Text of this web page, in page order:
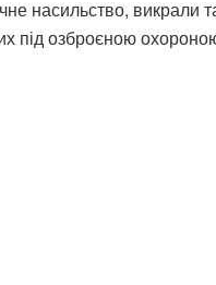
насильство, викрали
під озброєною